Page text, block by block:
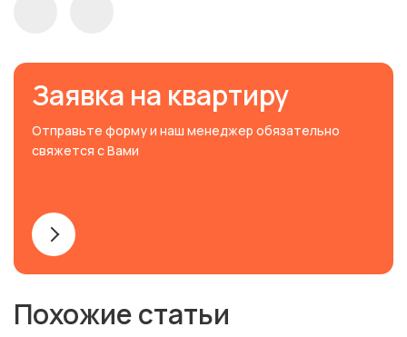
Заявка на квартиру
Отправьте форму и наш менеджер обязательно
свяжется с Вами
Похожие статьи